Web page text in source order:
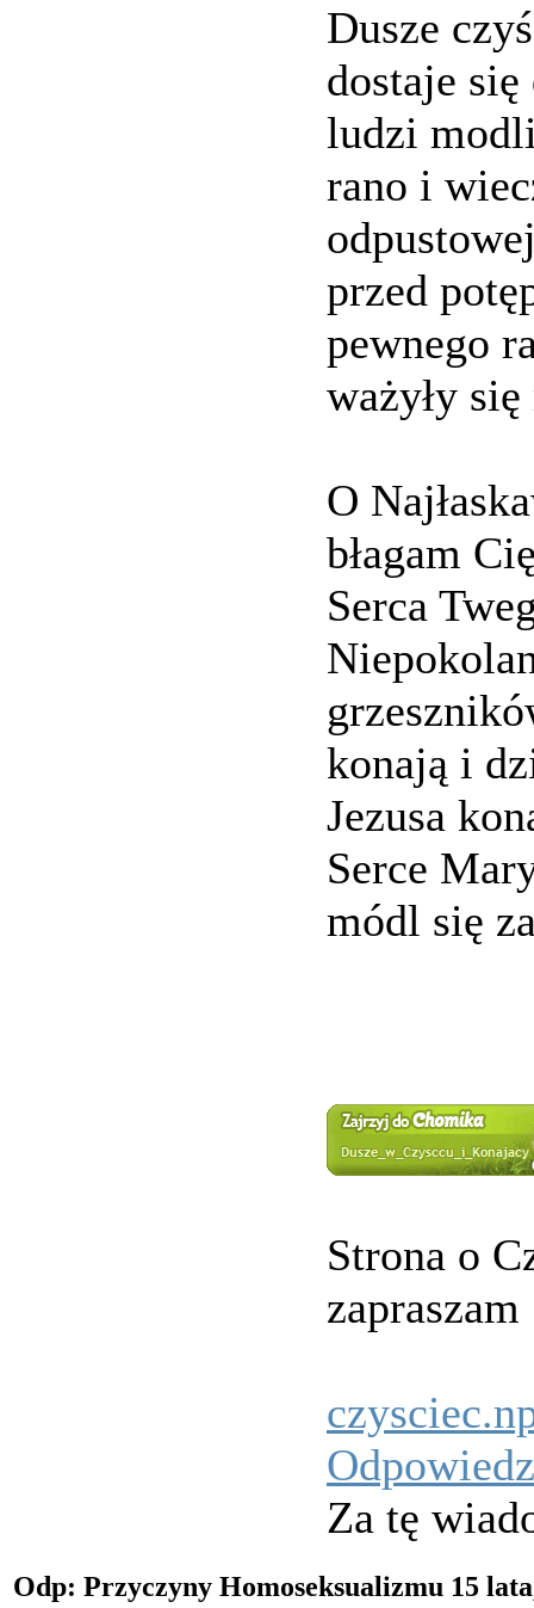
Dusze
dostaje się
ludzi
rano i
przed
pewnego
ważyły
O
błagam
Serca
konają i
Jezusa
Serce
módl się
Strona o
zapraszam
Odpowiedz
Za tę
Odp: Przyczyny Homoseksualizmu 15